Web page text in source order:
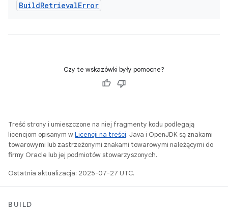
BuildRetrievalError
Czy te wskazówki były pomocne?
Treść strony i umieszczone na niej fragmenty kodu podlegają
licencjom opisanym wLicencji na treści. Java i OpenJDK są znakami
towarowymi lub zastrzeżonymi znakami towarowymi należącymi do
firmy Oracle lub jej podmiotów stowarzyszonych.
Ostatnia aktualizacja: 2025-07-27 UTC.
BUILD